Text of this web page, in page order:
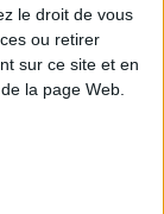
le droit de vous
ou retirer
sur ce site et en
la page Web.